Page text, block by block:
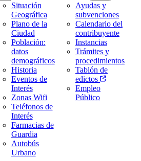
Situación
Geográfica
Plano de la
Ciudad
Población:
datos
demográficos
Historia
Eventos de
Interés
Zonas Wifi
Teléfonos de
Interés
Farmacias de
Guardia
Autobús
Urbano
Ayudas y
subvenciones
Calendario del
contribuyente
Instancias
Trámites y
procedimientos
Tablón de
edictos
Empleo
Público